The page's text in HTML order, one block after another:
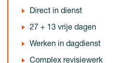
Direct in dienst
27 + 13 vrije dagen
Werken in dagdienst
Complex revisiewerk